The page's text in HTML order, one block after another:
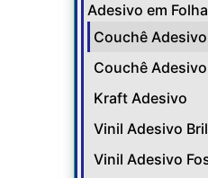
Adesivo em
Couchê
Couchê
Kraft Adesivo
Vinil Adesivo
Vinil Adesivo